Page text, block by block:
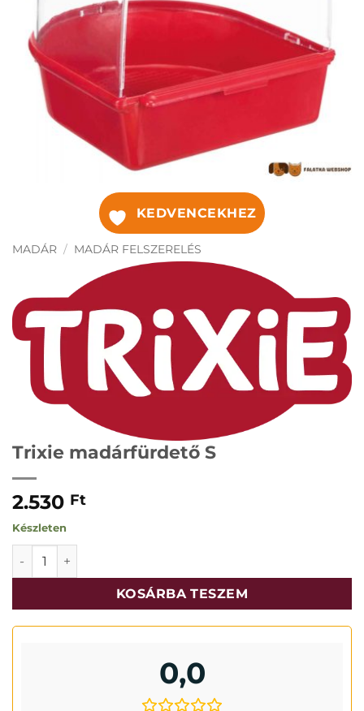
KEDVENCEKHEZ
MADÁR / MADÁR FELSZERELÉS
Trixie madárfürdető S
2.530 Ft
Készleten
Trixie madárfürdető S mennyiség
KOSÁRBA TESZEM
0,0